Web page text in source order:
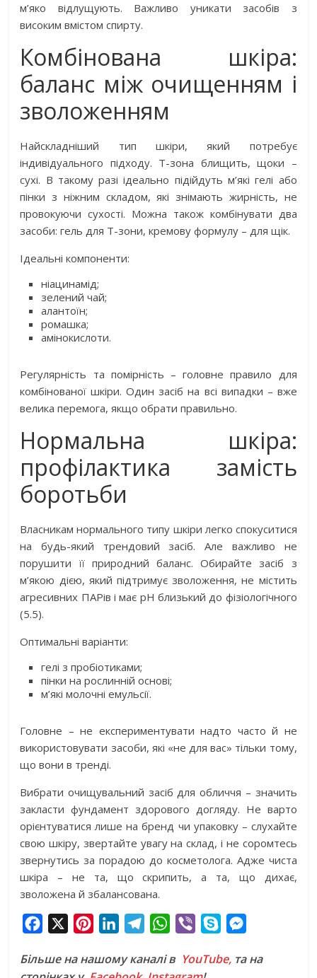
м’яко відлущують. Важливо уникати засобів з
високим вмістом спирту.
Комбінована шкіра:
баланс між очищенням і
зволоженням
Найскладніший тип шкіри, який потребує
індивідуального підходу. Т-зона блищить, щоки –
сухі. В такому разі ідеально підійдуть м’які гелі або
пінки з ніжним складом, які знімають жирність, не
провокуючи сухості. Можна також комбінувати два
засоби: гель для Т-зони, кремову формулу – для щік.
Ідеальні компоненти:
ніацинамід;
зелений чай;
алантоїн;
ромашка;
амінокислоти.
Регулярність та помірність – головне правило для
комбінованої шкіри. Один засіб на всі випадки – вже
велика перемога, якщо обрати правильно.
Нормальна шкіра:
профілактика замість
боротьби
Власникам нормального типу шкіри легко спокуситися
на будь-який трендовий засіб. Але важливо не
порушити її природний баланс. Обирайте засіб з
м’якою дією, який підтримує зволоження, не містить
агресивних ПАРів і має рН близький до фізіологічного
(5.5).
Оптимальні варіанти:
гелі з пробіотиками;
пінки на рослинній основі;
м’які молочні емульсії.
Головне – не експериментувати надто часто й не
використовувати засоби, які «не для вас» тільки тому,
що вони в тренді.
Вибрати очищувальний засіб для обличчя – значить
закласти фундамент здорового догляду. Не варто
орієнтуватися лише на бренд чи упаковку – слухайте
свою шкіру, звертайте увагу на склад, і не соромтесь
звернутись за порадою до косметолога. Адже чиста
шкіра – не та, що скрипить, а та, що дихає,
зволожена й збалансована.
c
n
n
l
W
a
b
y
s
Більше на нашому каналі в YouTube, та на